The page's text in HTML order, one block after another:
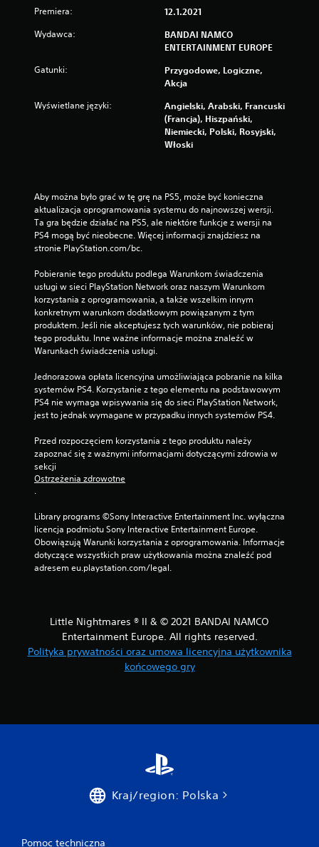
Premiera: 12.1.2021
Wydawca:
BANDAI NAMCO
ENTERTAINMENT EUROPE
Gatunki:
Przygodowe, Logiczne,
Akcja
Wyświetlane języki:
Angielski, Arabski, Francuski
(Francja), Hiszpański,
Niemiecki, Polski, Rosyjski,
Włoski
Aby można było grać w tę grę na PS5, może być konieczna
aktualizacja oprogramowania systemu do najnowszej wersji.
Ta gra będzie działać na PS5, ale niektóre funkcje z wersji na
PS4 mogą być nieobecne. Więcej informacji znajdziesz na
stronie PlayStation.com/bc.
Pobieranie tego produktu podlega Warunkom świadczenia
usługi w sieci PlayStation Network oraz naszym Warunkom
korzystania z oprogramowania, a także wszelkim innym
konkretnym warunkom dodatkowym powiązanym z tym
produktem. Jeśli nie akceptujesz tych warunków, nie pobieraj
tego produktu. Inne ważne informacje można znaleźć w
Warunkach świadczenia usługi.
Jednorazowa opłata licencyjna umożliwiająca pobranie na kilka
systemów PS4. Korzystanie z tego elementu na podstawowym
PS4 nie wymaga wpisywania się do sieci PlayStation Network,
jest to jednak wymagane w przypadku innych systemów PS4.
Przed rozpoczęciem korzystania z tego produktu należy
zapoznać się z ważnymi informacjami dotyczącymi zdrowia w
sekcji
Ostrzeżenia zdrowotne
.
Library programs ©Sony Interactive Entertainment Inc. wyłączna
licencja podmiotu Sony Interactive Entertainment Europe.
Obowiązują Warunki korzystania z oprogramowania. Informacje
dotyczące wszystkich praw użytkowania można znaleźć pod
adresem eu.playstation.com/legal.
Little Nightmares ® II & © 2021 BANDAI NAMCO
Entertainment Europe. All rights reserved.
Polityka prywatności oraz umowa licencyjna użytkownika
końcowego gry
Kraj/region: Polska
Pomoc techniczna